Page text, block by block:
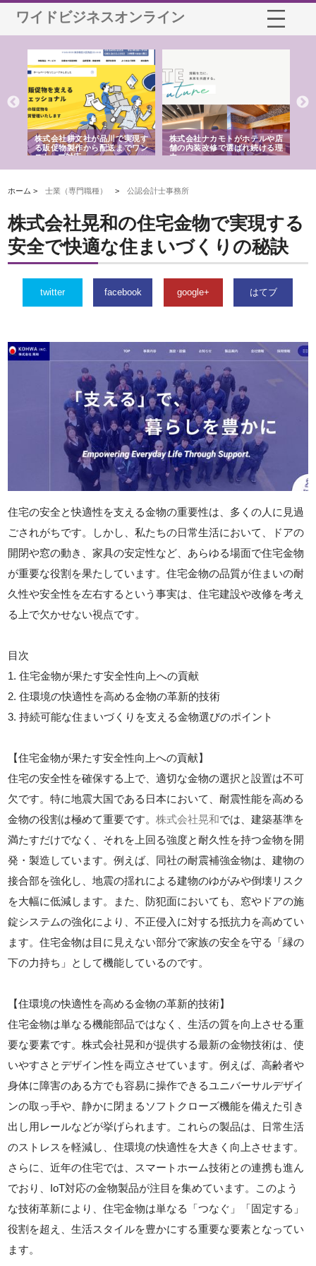
ワイドビジネスオンライン
株式会社耕文社が品川で実現す
る販促物製作から配送までワン
ストップ対応
株式会社ナカモトがホテルや店
舗の内装改修で選ばれ続ける理
由
ホーム >士業（専門職種） >公認会計士事務所
株式会社晃和の住宅金物で実現する
安全で快適な住まいづくりの秘訣
twitter facebook google+ はてブ
住宅の安全と快適性を支える金物の重要性は、多くの人に見過
ごされがちです。しかし、私たちの日常生活において、ドアの
開閉や窓の動き、家具の安定性など、あらゆる場面で住宅金物
が重要な役割を果たしています。住宅金物の品質が住まいの耐
久性や安全性を左右するという事実は、住宅建設や改修を考え
る上で欠かせない視点です。
目次
1. 住宅金物が果たす安全性向上への貢献
2. 住環境の快適性を高める金物の革新的技術
3. 持続可能な住まいづくりを支える金物選びのポイント
【住宅金物が果たす安全性向上への貢献】
住宅の安全性を確保する上で、適切な金物の選択と設置は不可
欠です。特に地震大国である日本において、耐震性能を高める
金物の役割は極めて重要です。株式会社晃和では、建築基準を
満たすだけでなく、それを上回る強度と耐久性を持つ金物を開
発・製造しています。例えば、同社の耐震補強金物は、建物の
接合部を強化し、地震の揺れによる建物のゆがみや倒壊リスク
を大幅に低減します。また、防犯面においても、窓やドアの施
錠システムの強化により、不正侵入に対する抵抗力を高めてい
ます。住宅金物は目に見えない部分で家族の安全を守る「縁の
下の力持ち」として機能しているのです。
【住環境の快適性を高める金物の革新的技術】
住宅金物は単なる機能部品ではなく、生活の質を向上させる重
要な要素です。株式会社晃和が提供する最新の金物技術は、使
いやすさとデザイン性を両立させています。例えば、高齢者や
身体に障害のある方でも容易に操作できるユニバーサルデザイ
ンの取っ手や、静かに閉まるソフトクローズ機能を備えた引き
出し用レールなどが挙げられます。これらの製品は、日常生活
のストレスを軽減し、住環境の快適性を大きく向上させます。
さらに、近年の住宅では、スマートホーム技術との連携も進ん
でおり、IoT対応の金物製品が注目を集めています。このよう
な技術革新により、住宅金物は単なる「つなぐ」「固定する」
役割を超え、生活スタイルを豊かにする重要な要素となってい
ます。